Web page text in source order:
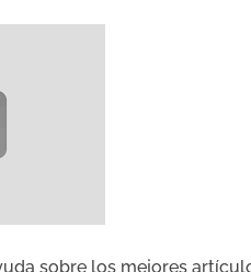
sobre los mejores